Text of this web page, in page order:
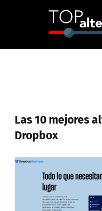
Las 10 mejores
Dropbox
Ver